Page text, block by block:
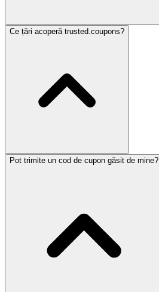
Ce țări acoperă trusted.coupons?
Pot trimite un cod de cupon găsit de mine?